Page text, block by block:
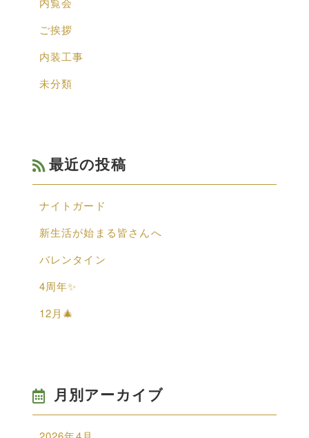
ご挨拶
内装工事
未分類
最近の投稿
ナイトガード
新生活が始まる皆さんへ
バレンタイン
4周年✨
12月🎄
月別アーカイブ